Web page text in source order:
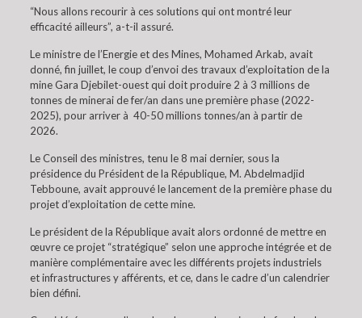
“Nous allons recourir à ces solutions qui ont montré leur
efficacité ailleurs”, a-t-il assuré.
Le ministre de l’Energie et des Mines, Mohamed Arkab, avait
donné, fin juillet, le coup d’envoi des travaux d’exploitation de la
mine Gara Djebilet-ouest qui doit produire 2 à 3 millions de
tonnes de minerai de fer/an dans une première phase (2022-
2025), pour arriver à 40-50 millions tonnes/an à partir de
2026.
Le Conseil des ministres, tenu le 8 mai dernier, sous la
présidence du Président de la République, M. Abdelmadjid
Tebboune, avait approuvé le lancement de la première phase du
projet d’exploitation de cette mine.
Le président de la République avait alors ordonné de mettre en
œuvre ce projet “stratégique” selon une approche intégrée et de
manière complémentaire avec les différents projets industriels
et infrastructures y afférents, et ce, dans le cadre d’un calendrier
bien défini.